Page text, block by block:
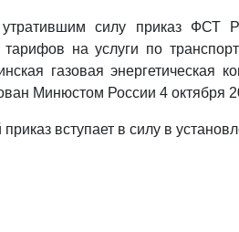
утратившим силу приказ
на услуги по
газовая энергетическая
Минюстом России 4 октября
вступает в силу в